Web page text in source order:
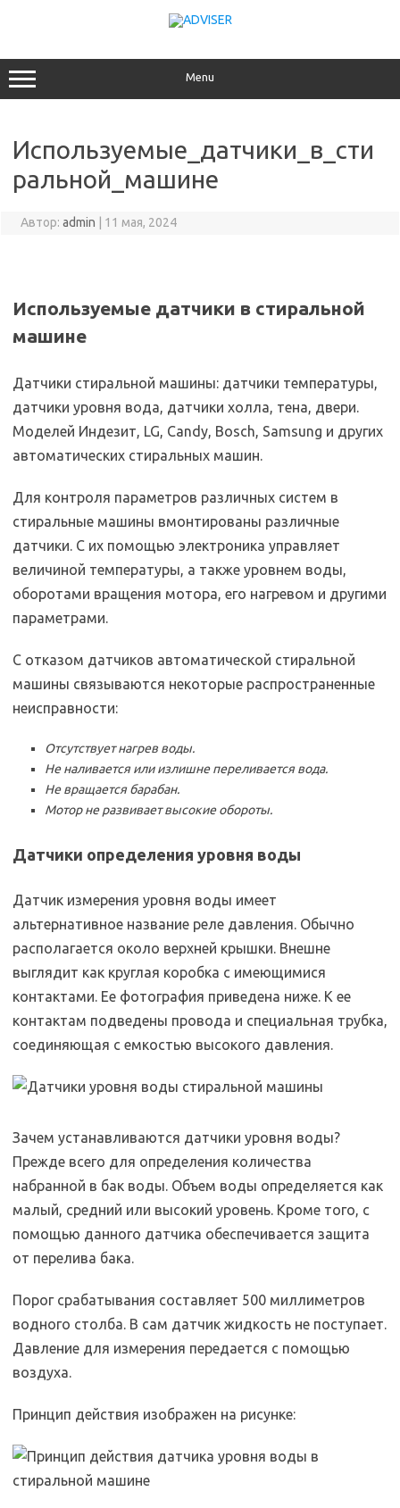
Menu
Используемые_датчики_в_сти
ральной_машине
Автор: admin 11 мая, 2024
Используемые датчики в стиральной
машине
Датчики стиральной машины: датчики температуры,
датчики уровня вода, датчики холла, тена, двери.
Моделей Индезит, LG, Candy, Bosch, Samsung и других
автоматических стиральных машин.
Для контроля параметров различных систем в
стиральные машины вмонтированы различные
датчики. С их помощью электроника управляет
величиной температуры, а также уровнем воды,
оборотами вращения мотора, его нагревом и другими
параметрами.
С отказом датчиков автоматической стиральной
машины связываются некоторые распространенные
неисправности:
Отсутствует нагрев воды.
Не наливается или излишне переливается вода.
Не вращается барабан.
Мотор не развивает высокие обороты.
Датчики определения уровня воды
Датчик измерения уровня воды имеет
альтернативное название реле давления. Обычно
располагается около верхней крышки. Внешне
выглядит как круглая коробка с имеющимися
контактами. Ее фотография приведена ниже. К ее
контактам подведены провода и специальная трубка,
соединяющая с емкостью высокого давления.
Зачем устанавливаются датчики уровня воды?
Прежде всего для определения количества
набранной в бак воды. Объем воды определяется как
малый, средний или высокий уровень. Кроме того, с
помощью данного датчика обеспечивается защита
от перелива бака.
Порог срабатывания составляет 500 миллиметров
водного столба. В сам датчик жидкость не поступает.
Давление для измерения передается с помощью
воздуха.
Принцип действия изображен на рисунке: